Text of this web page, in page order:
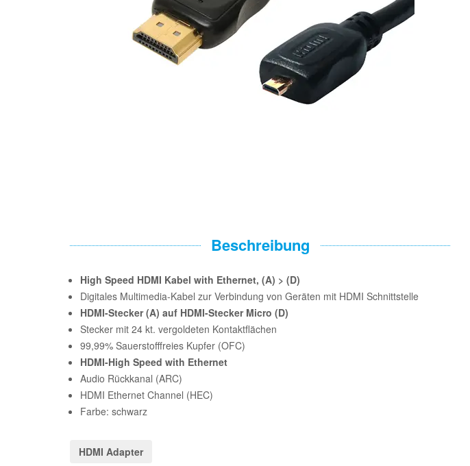
Beschreibung
High Speed HDMI Kabel with Ethernet, (A) > (D)
Digitales Multimedia-Kabel zur Verbindung von Geräten mit HDMI Schnittstelle
HDMI-Stecker (A) auf HDMI-Stecker Micro (D)
Stecker mit 24 kt. vergoldeten Kontaktflächen
99,99% Sauerstofffreies Kupfer (OFC)
HDMI-High Speed with Ethernet
Audio Rückkanal (ARC)
HDMI Ethernet Channel (HEC)
Farbe: schwarz
HDMI Adapter